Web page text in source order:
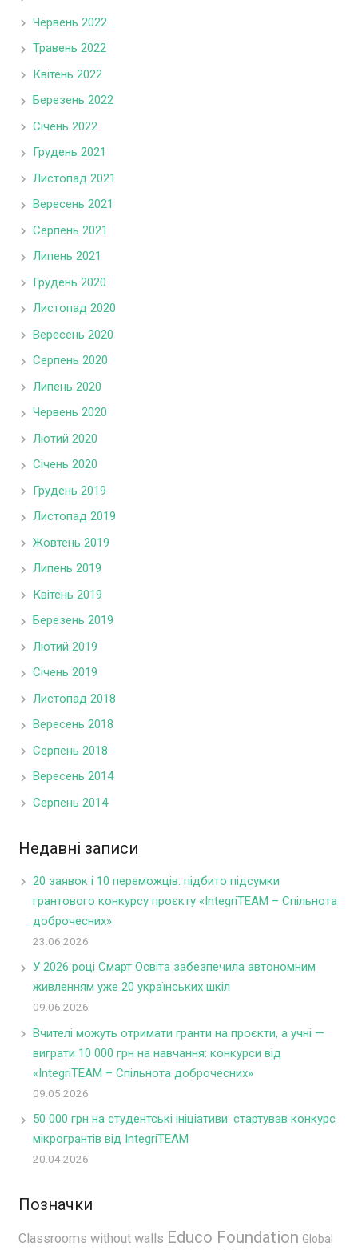
Червень 2022
Травень 2022
Квітень 2022
Березень 2022
Січень 2022
Грудень 2021
Листопад 2021
Вересень 2021
Серпень 2021
Липень 2021
Грудень 2020
Листопад 2020
Вересень 2020
Серпень 2020
Липень 2020
Червень 2020
Лютий 2020
Січень 2020
Грудень 2019
Листопад 2019
Жовтень 2019
Липень 2019
Квітень 2019
Березень 2019
Лютий 2019
Січень 2019
Листопад 2018
Вересень 2018
Серпень 2018
Вересень 2014
Серпень 2014
Недавні записи
20 заявок і 10 переможців: підбито підсумки
грантового конкурсу проєкту «IntegriTEAM – Спільнота
доброчесних»
23.06.2026
У 2026 році Смарт Освіта забезпечила автономним
живленням уже 20 українських шкіл
09.06.2026
Вчителі можуть отримати гранти на проєкти, а учні —
виграти 10 000 грн на навчання: конкурси від
«IntegriTEAM – Спільнота доброчесних»
09.05.2026
50 000 грн на студентські ініціативи: стартував конкурс
мікрогрантів від IntegriTEAM
20.04.2026
Позначки
Classrooms without walls Educo Foundation Global